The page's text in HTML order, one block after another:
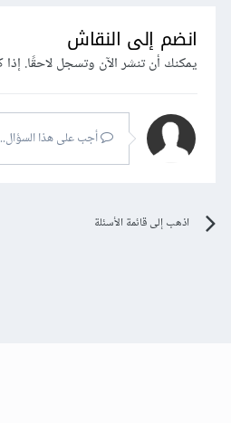
انضم إلى النقاش
يمكنك أن تنشر الآن وتسجل لاحقًا.
أجب على هذا
اذهب إلى قائمة الأسئلة